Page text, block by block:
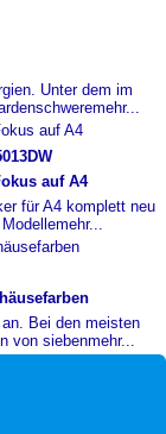
Unter dem im
mehr...
auf A4
für A4 komplett neu
mehr...
Bei den meisten
von siebenmehr...